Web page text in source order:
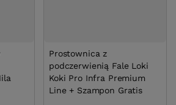
Prostownica z
podczerwienią Fale Loki
Koki Pro Infra Premium
Line + Szampon Gratis